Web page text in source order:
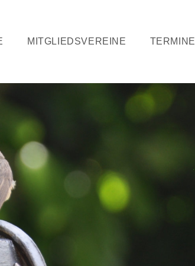
MITGLIEDSVEREINE TERMINE